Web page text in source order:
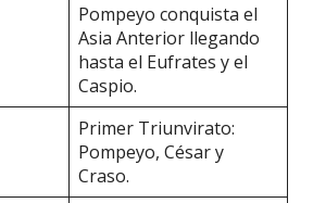
Pompeyo conquista el
Asia Anterior llegando
hasta el Eufrates y el
Caspio.
Primer Triunvirato:
Pompeyo, César y
Craso.